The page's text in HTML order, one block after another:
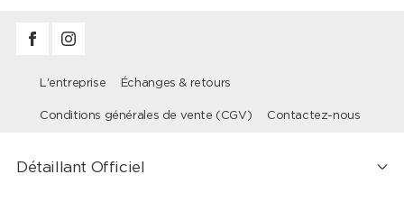
L'entreprise Échanges & retours
Conditions générales de vente (CGV) Contactez-nous
Détaillant Officiel